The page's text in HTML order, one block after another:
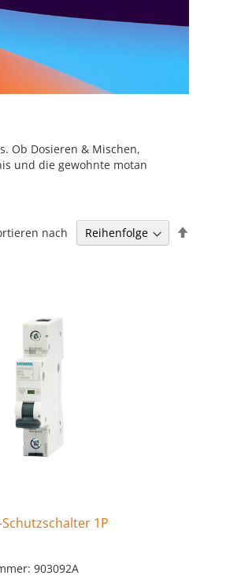
Ob Dosieren & Mischen,
und die gewohnte motan
nach
1P
903092A